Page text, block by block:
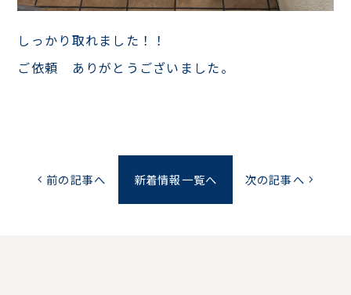
しっかり取れました！！
ご依頼 ありがとうございました。
chevron_left 前の記事へ 新着情報一覧へ 次の記事へ chevron_right